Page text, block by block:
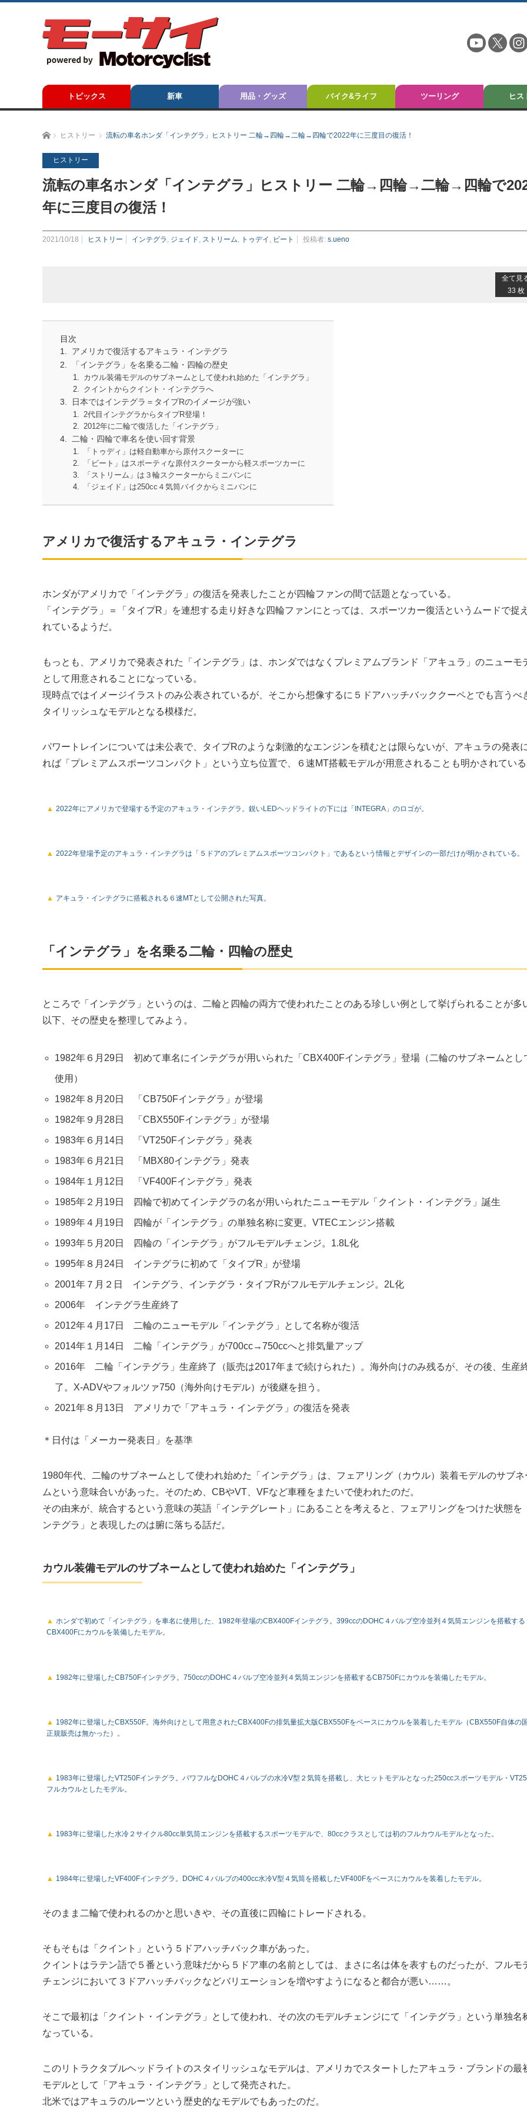
トピックス 新車 用品・グッズ バイク&ライフ ツーリング ヒス
ホームヒストリー 流転の車名ホンダ「インテグラ」ヒストリー 二輪→四輪→二輪→四輪で2022年に三度目の復活！
ヒストリー
流転の車名ホンダ「インテグラ」ヒストリー 二輪→四輪→二輪→四輪で
年に三度目の復活！
2021/10/18 ヒストリー インテグラ ジェイド ストリーム トゥデイ ビート 投稿者: s.ueno
全て見
33 枚
目次
アメリカで復活するアキュラ・インテグラ
「インテグラ」を名乗る二輪・四輪の歴史
カウル装備モデルのサブネームとして使われ始めた「インテグラ」
クイントからクイント・インテグラへ
日本ではインテグラ＝タイプRのイメージが強い
2代目インテグラからタイプR登場！
2012年に二輪で復活した「インテグラ」
二輪・四輪で車名を使い回す背景
「トゥディ」は軽自動車から原付スクーターに
「ビート」はスポーティな原付スクーターから軽スポーツカーに
「ストリーム」は３輪スクーターからミニバンに
「ジェイド」は250cc４気筒バイクからミニバンに
アメリカで復活するアキュラ・インテグラ
ホンダがアメリカで「インテグラ」の復活を発表したことが四輪ファンの間で話題となっている。
「インテグラ」＝「タイプR」を連想する走り好きな四輪ファンにとっては、スポーツカー復活というムードで捉
れているようだ。
もっとも、アメリカで発表された「インテグラ」は、ホンダではなくプレミアムブランド「アキュラ」のニューモ
として用意されることになっている。
現時点ではイメージイラストのみ公表されているが、そこから想像するに５ドアハッチバッククーペとでも言うべ
タイリッシュなモデルとなる模様だ。
パワートレインについては未公表で、タイプRのような刺激的なエンジンを積むとは限らないが、アキュラの発表
れば「プレミアムスポーツコンパクト」という立ち位置で、６速MT搭載モデルが用意されることも明かされている
2022年にアメリカで登場する予定のアキュラ・インテグラ。鋭いLEDヘッドライトの下には「INTEGRA」のロゴが。
2022年登場予定のアキュラ・インテグラは「５ドアのプレミアムスポーツコンパクト」であるという情報とデザインの一部だけが明かされている。
アキュラ・インテグラに搭載される６速MTとして公開された写真。
「インテグラ」を名乗る二輪・四輪の歴史
ところで「インテグラ」というのは、二輪と四輪の両方で使われたことのある珍しい例として挙げられることが多
以下、その歴史を整理してみよう。
1982年６月29日 初めて車名にインテグラが用いられた「CBX400Fインテグラ」登場（二輪のサブネームとし
使用）
1982年８月20日 「CB750Fインテグラ」が登場
1982年９月28日 「CBX550Fインテグラ」が登場
1983年６月14日 「VT250Fインテグラ」発表
1983年６月21日 「MBX80インテグラ」発表
1984年１月12日 「VF400Fインテグラ」発表
1985年２月19日 四輪で初めてインテグラの名が用いられたニューモデル「クイント・インテグラ」誕生
1989年４月19日 四輪が「インテグラ」の単独名称に変更。VTECエンジン搭載
1993年５月20日 四輪の「インテグラ」がフルモデルチェンジ。1.8L化
1995年８月24日 インテグラに初めて「タイプR」が登場
2001年７月２日 インテグラ、インテグラ・タイプRがフルモデルチェンジ。2L化
2006年 インテグラ生産終了
2012年４月17日 二輪のニューモデル「インテグラ」として名称が復活
2014年１月14日 二輪「インテグラ」が700cc→750ccへと排気量アップ
2016年 二輪「インテグラ」生産終了（販売は2017年まで続けられた）。海外向けのみ残るが、その後、生産
了。X-ADVやフォルツァ750（海外向けモデル）が後継を担う。
2021年８月13日 アメリカで「アキュラ・インテグラ」の復活を発表
＊日付は「メーカー発表日」を基準
1980年代、二輪のサブネームとして使われ始めた「インテグラ」は、フェアリング（カウル）装着モデルのサブネ
ムという意味合いがあった。そのため、CBやVT、VFなど車種をまたいで使われたのだ。
その由来が、統合するという意味の英語「インテグレート」にあることを考えると、フェアリングをつけた状態を
ンテグラ」と表現したのは腑に落ちる話だ。
カウル装備モデルのサブネームとして使われ始めた「インテグラ」
ホンダで初めて「インテグラ」を車名に使用した、1982年登場のCBX400Fインテグラ。399ccのDOHC４バルブ空冷並列４気筒エンジンを搭載する
CBX400Fにカウルを装備したモデル。
1982年に登場したCB750Fインテグラ。750ccのDOHC４バルブ空冷並列４気筒エンジンを搭載するCB750Fにカウルを装備したモデル。
1982年に登場したCBX550F。海外向けとして用意されたCBX400Fの排気量拡大版CBX550Fをベースにカウルを装着したモデル（CBX550F自体の
正規販売は無かった）。
1983年に登場したVT250Fインテグラ。パワフルなDOHC４バルブの水冷V型２気筒を搭載し、大ヒットモデルとなった250ccスポーツモデル・
フルカウルとしたモデル。
1983年に登場した水冷２サイクル80cc単気筒エンジンを搭載するスポーツモデルで、80ccクラスとしては初のフルカウルモデルとなった。
1984年に登場したVF400Fインテグラ。DOHC４バルブの400cc水冷V型４気筒を搭載したVF400Fをベースにカウルを装着したモデル。
そのまま二輪で使われるのかと思いきや、その直後に四輪にトレードされる。
そもそもは「クイント」という５ドアハッチバック車があった。
クイントはラテン語で５番という意味だから５ドア車の名前としては、まさに名は体を表すものだったが、フルモ
チェンジにおいて３ドアハッチバックなどバリエーションを増やすようになると都合が悪い……。
そこで最初は「クイント・インテグラ」として使われ、その次のモデルチェンジにて「インテグラ」という単独名
なっている。
このリトラクタブルヘッドライトのスタイリッシュなモデルは、アメリカでスタートしたアキュラ・ブランドの最
モデルとして「アキュラ・インテグラ」として発売された。
北米ではアキュラのルーツという歴史的なモデルでもあったのだ。